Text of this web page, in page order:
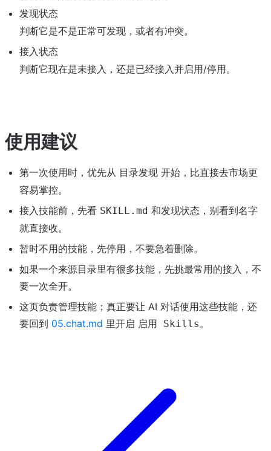
发现状态
判断它是不是正常可发现，或者有冲突。
接入状态
判断它现在是未接入，还是已经接入并启用/停用。
使用建议
第一次使用时，优先从 目录发现 开始，比直接去市场更
容易掌控。
接入技能前，先看 SKILL.md 和发现状态，别看到名字
就直接收。
暂时不用的技能，先停用，不要急着删除。
如果一个来源目录里有很多技能，先挑最常用的接入，不
要一次全开。
这页负责管理技能；真正要让 AI 对话使用这些技能，还
要回到 05.chat.md 里开启 启用 Skills。